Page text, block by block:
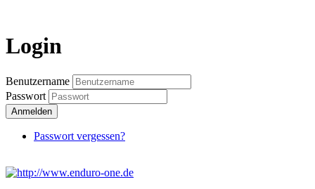
Login
Benutzername
Passwort
Anmelden
Passwort vergessen?